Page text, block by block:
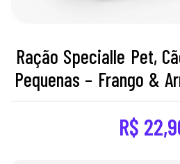
Ração Specialle Pet,
Pequenas – Frango &
R$